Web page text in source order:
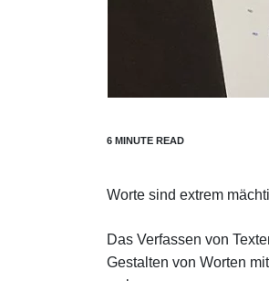
Worte sind extrem
Das Verfassen von
Gestalten von Worten